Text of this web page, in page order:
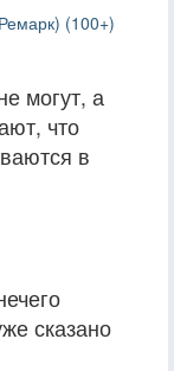
(100+)
могут, а
что
в
сказано